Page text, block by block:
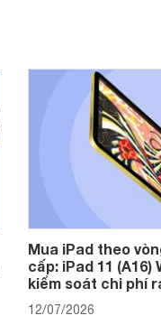
Mua iPad theo
cấp: iPad 11 (A16)
kiểm soát chi phí
12/07/2026